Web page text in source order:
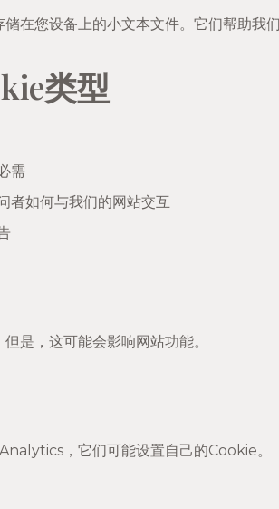
在您设备上的小文本文件。它们帮助我
类型
需
者如何与我们的网站交互
是，这可能会影响网站功能。
，它们可能设置自己的Cookie。